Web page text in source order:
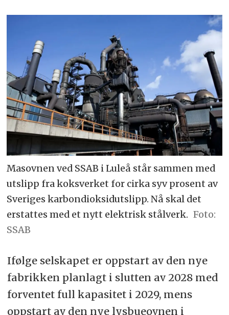
Masovnen ved SSAB i Luleå står sammen med
utslipp fra koksverket for cirka syv prosent av
Sveriges karbondioksidutslipp. Nå skal det
erstattes med et nytt elektrisk stålverk.
SSAB
Ifølge selskapet er oppstart av den nye
fabrikken planlagt i slutten av 2028 med
forventet full kapasitet i 2029, mens
oppstart av den nye lysbueovnen i